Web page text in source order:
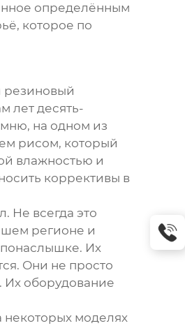
определённым
которое по
резиновый
лет десять-
на одном из
рисом, который
влажностью и
коррективы в
Не всегда это
регионе и
понаслышке. Их
Они не просто
Их оборудование
некоторых моделях